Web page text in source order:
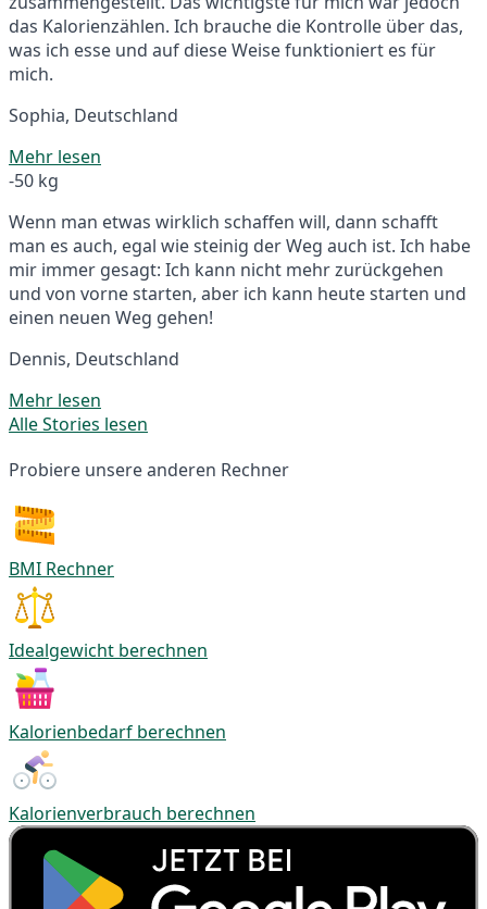
das Kalorienzählen. Ich brauche die Kontrolle über das,
was ich esse und auf diese Weise funktioniert es für
mich.
Sophia, Deutschland
Mehr lesen
-50 kg
Wenn man etwas wirklich schaffen will, dann schafft
man es auch, egal wie steinig der Weg auch ist. Ich habe
mir immer gesagt: Ich kann nicht mehr zurückgehen
und von vorne starten, aber ich kann heute starten und
einen neuen Weg gehen!
Dennis, Deutschland
Mehr lesen
Alle Stories lesen
Probiere unsere anderen Rechner
BMI Rechner
Idealgewicht berechnen
Kalorienbedarf berechnen
Kalorienverbrauch berechnen